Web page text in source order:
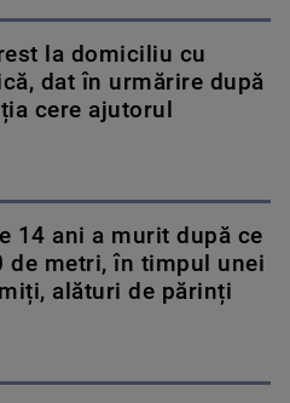
la domiciliu cu
dat în urmărire după
cere ajutorul
14 ani a murit după ce
de metri, în timpul unei
alături de părinți